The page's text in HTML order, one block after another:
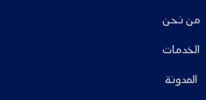
من نحن
الخدمات
المدونة